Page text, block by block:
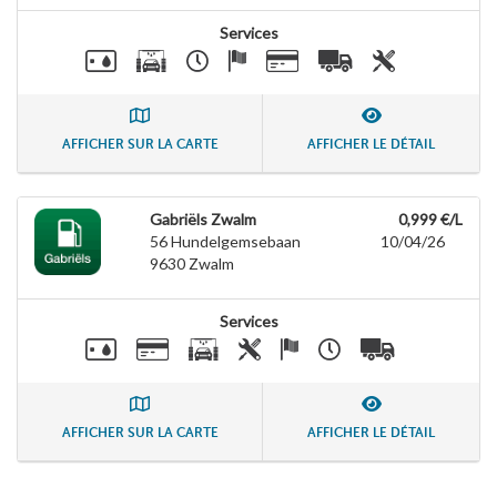
Services
AFFICHER SUR LA CARTE AFFICHER LE DÉTAIL
Gabriëls Zwalm
56 Hundelgemsebaan
9630 Zwalm
0,999 €/L
10/04/26
Services
AFFICHER SUR LA CARTE AFFICHER LE DÉTAIL